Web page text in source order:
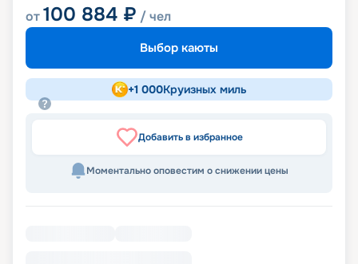
от100 884 ₽ / чел
Выбор каюты
+1 000Круизных миль
Добавить в избранное
Моментально оповестим о снижении цены